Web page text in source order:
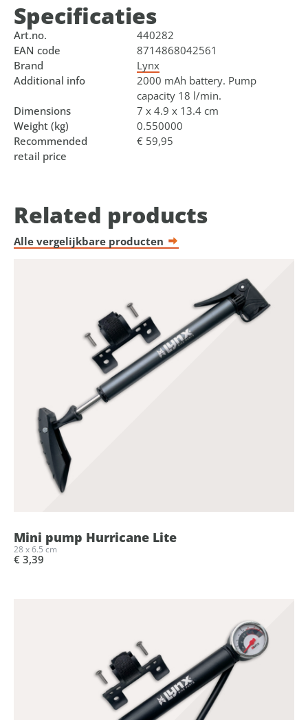
Specificaties
Art.no.
440282
EAN code
8714868042561
Brand
Lynx
Additional info
2000 mAh battery. Pump
capacity 18 l/min.
Dimensions
7 x 4.9 x 13.4 cm
Weight (kg)
0.550000
Recommended
retail price
€ 59,95
Related products
Alle vergelijkbare producten
Mini pump Hurricane Lite
28 x 6.5 cm
€ 3,39